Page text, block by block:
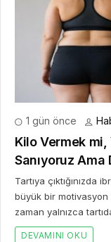
1 gün önce
Kilo Vermek mi,
Sanıyoruz Ama
Tartıya
büyük bir motivasyon
zaman yalnızca
DEVAMINI OKU